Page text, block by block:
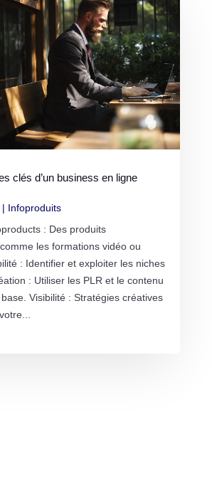
clés d’un business en ligne
Infoproduits
: Des produits
les formations vidéo ou
: Identifier et exploiter les niches
: Utiliser les PLR et le contenu
Visibilité : Stratégies créatives